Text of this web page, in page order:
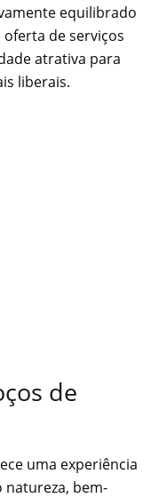
equilibrado
de serviços
atrativa para
liberais.
de
uma experiência
bem-